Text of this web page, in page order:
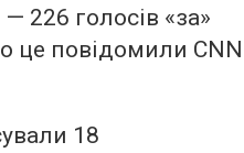
226 голосів «за»
це повідомили CNN
18